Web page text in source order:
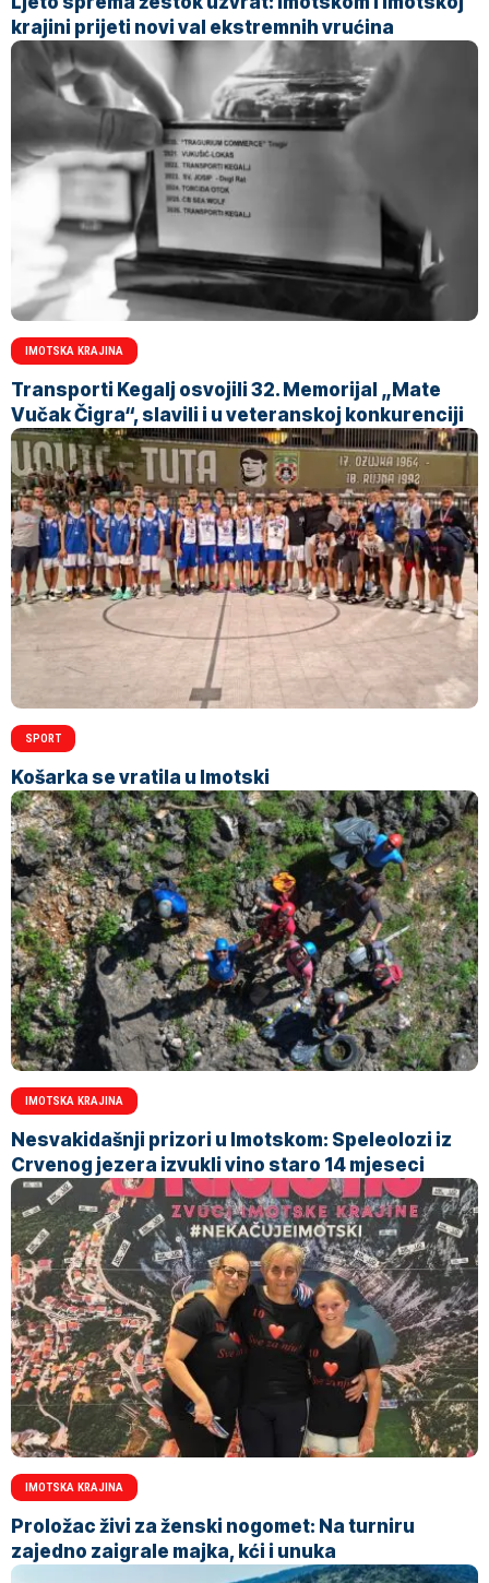
krajini prijeti novi val ekstremnih vrućina
IMOTSKA KRAJINA
Transporti Kegalj osvojili 32. Memorijal „Mate
Vučak Čigra“, slavili i u veteranskoj konkurenciji
SPORT
Košarka se vratila u Imotski
IMOTSKA KRAJINA
Nesvakidašnji prizori u Imotskom: Speleolozi iz
Crvenog jezera izvukli vino staro 14 mjeseci
IMOTSKA KRAJINA
Proložac živi za ženski nogomet: Na turniru
zajedno zaigrale majka, kći i unuka